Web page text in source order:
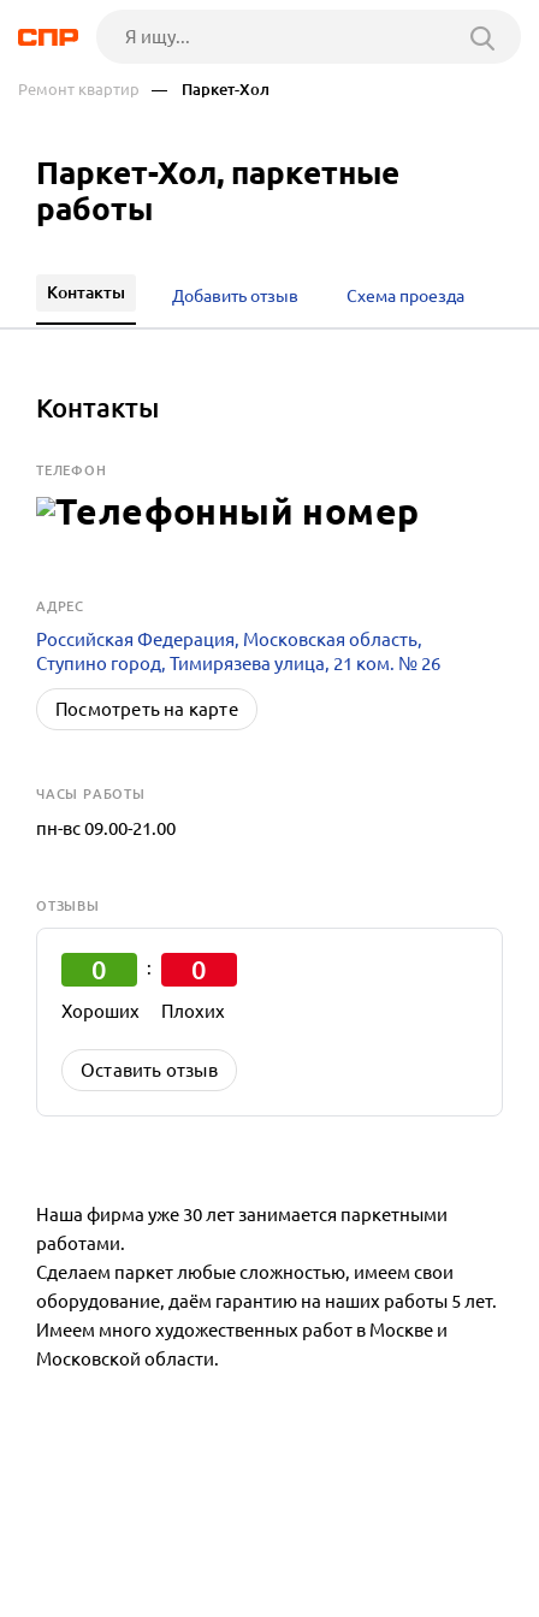
Ремонт квартир — Паркет-Хол
Паркет-Хол, паркетные
работы
Контакты Добавить отзыв Схема проезда
Контакты
ТЕЛЕФОН
АДРЕС
Российская Федерация, Московская область,
Ступино город, Тимирязева улица, 21 ком. № 26
Посмотреть на карте
ЧАСЫ РАБОТЫ
пн-вс 09.00-21.00
ОТЗЫВЫ
0
Хороших
: 0
Плохих
Оставить отзыв
Наша фирма уже 30 лет занимается паркетными
работами.
Сделаем паркет любые сложностью, имеем свои
оборудование, даём гарантию на наших работы 5 лет.
Имеем много художественных работ в Москве и
Московской области.